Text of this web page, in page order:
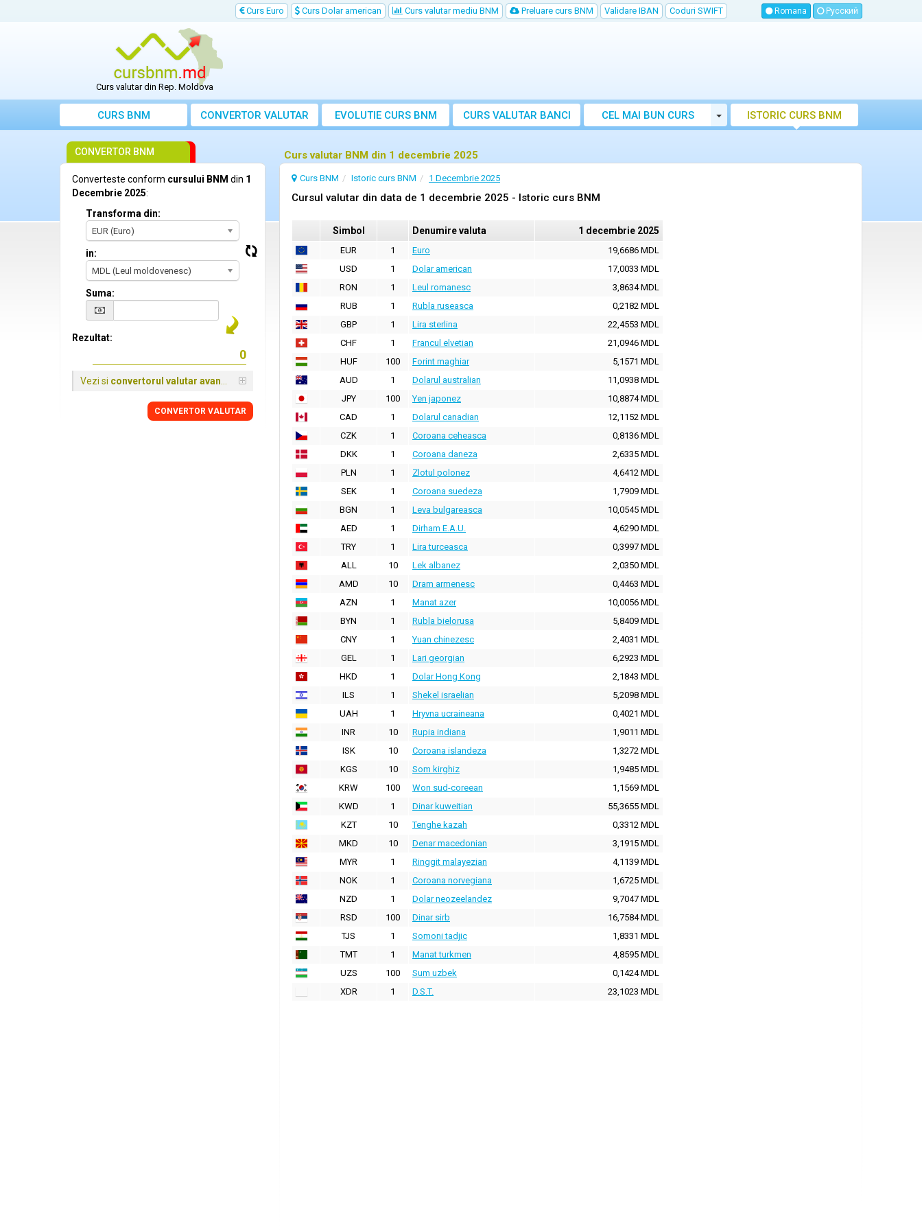
Curs Euro Curs Dolar american Curs valutar mediu BNM Preluare curs BNM Validare IBAN Coduri SWIFT Romana Русский
Curs valutar din Rep. Moldova
CURS BNM CONVERTOR VALUTAR EVOLUTIE CURS BNM CURS VALUTAR BANCI
CEL MAI BUN CURS
VALUTAR MOLDOVA
Toggle Dropdown
ISTORIC CURS BNM
Curs valutar BNM din 1 decembrie 2025
Curs BNM Istoric curs BNM 1 Decembrie 2025
Cursul valutar din data de 1 decembrie 2025 - Istoric curs BNM
Simbol Denumire valuta 1 decembrie 2025
EUR 1 Euro
19,6686 MDL
USD
1 Dolar american
17,0033 MDL
RON
1 Leul romanesc
3,8634 MDL
RUB
1 Rubla ruseasca
0,2182 MDL
GBP
1 Lira sterlina
22,4553 MDL
CHF
1 Francul elvetian
21,0946 MDL
HUF
100 Forint maghiar
5,1571 MDL
AUD
1 Dolarul australian
11,0938 MDL
JPY
100 Yen japonez
10,8874 MDL
CAD
1 Dolarul canadian
12,1152 MDL
CZK
1 Coroana ceheasca
0,8136 MDL
DKK
1 Coroana daneza
2,6335 MDL
PLN
1 Zlotul polonez
4,6412 MDL
SEK
1 Coroana suedeza
1,7909 MDL
BGN
1 Leva bulgareasca
10,0545 MDL
AED
1 Dirham E.A.U.
4,6290 MDL
TRY
1 Lira turceasca
0,3997 MDL
ALL
10 Lek albanez
2,0350 MDL
AMD
10 Dram armenesc
0,4463 MDL
AZN
1 Manat azer
10,0056 MDL
BYN
1 Rubla bielorusa
5,8409 MDL
CNY
1 Yuan chinezesc
2,4031 MDL
GEL
1 Lari georgian
6,2923 MDL
HKD
1 Dolar Hong Kong
2,1843 MDL
ILS
1 Shekel israelian
5,2098 MDL
UAH
1 Hryvna ucraineana
0,4021 MDL
INR
10 Rupia indiana
1,9011 MDL
ISK
10 Coroana islandeza
1,3272 MDL
KGS
10 Som kirghiz
1,9485 MDL
KRW
100 Won sud-coreean
1,1569 MDL
KWD
1 Dinar kuweitian
55,3655 MDL
KZT
10 Tenghe kazah
0,3312 MDL
MKD
10 Denar macedonian
3,1915 MDL
MYR
1 Ringgit malayezian
4,1139 MDL
NOK
1 Coroana norvegiana
1,6725 MDL
NZD
1 Dolar neozeelandez
9,7047 MDL
RSD
100 Dinar sirb
16,7584 MDL
TJS
1 Somoni tadjic
1,8331 MDL
TMT
1 Manat turkmen
4,8595 MDL
UZS
100 Sum uzbek
0,1424 MDL
XDR
1 D.S.T. 23,1023 MDL
CONVERTOR BNM
Converteste conform cursului BNM din 1
Decembrie 2025:
Transforma din:
EUR (Euro)
in:
MDL (Leul moldovenesc)
Suma:
Rezultat:
Vezi si convertorul valutar avansat
CONVERTOR VALUTAR